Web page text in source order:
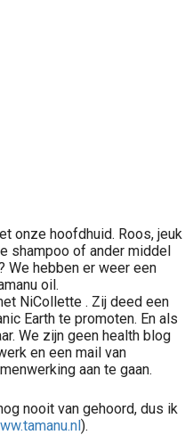
onze hoofdhuid. Roos, jeuk
shampoo of ander middel
We hebben er weer een
oil.
NiCollette . Zij deed een
Earth te promoten. En als
We zijn geen health blog
en een mail van
aan te gaan.
nooit van gehoord, dus ik
).